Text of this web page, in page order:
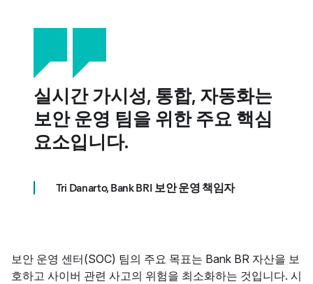
실시간 가시성, 통합, 자동화는
보안 운영 팀을 위한 주요 핵심
요소입니다.
Tri Danarto, Bank BRI 보안 운영 책임자
보안 운영 센터(SOC) 팀의 주요 목표는 Bank BR 자산을 보
호하고 사이버 관련 사고의 위험을 최소화하는 것입니다. 시